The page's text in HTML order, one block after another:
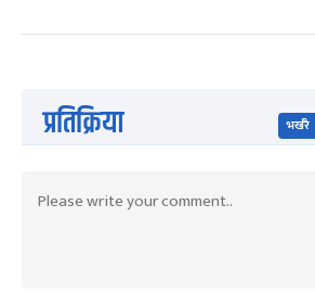
प्रतिक्रिया भर्खरै